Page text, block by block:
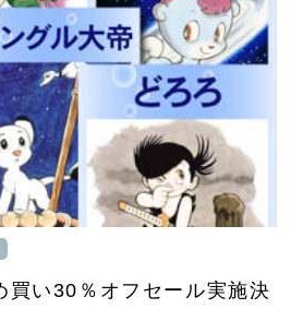
い30％オフセール実施決